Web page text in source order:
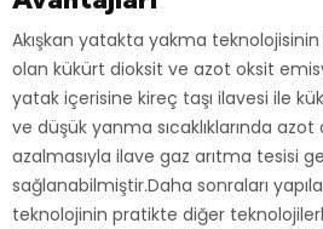
Akışkan yatakta yakma
olan kükürt dioksit ve azot oksit
yatak içerisine kireç taşı ilavesi ile
ve düşük yanma sıcaklıklarında
azalmasıyla ilave gaz arıtma tesisi
sağlanabilmiştir.Daha sonraları
teknolojinin pratikte diğer